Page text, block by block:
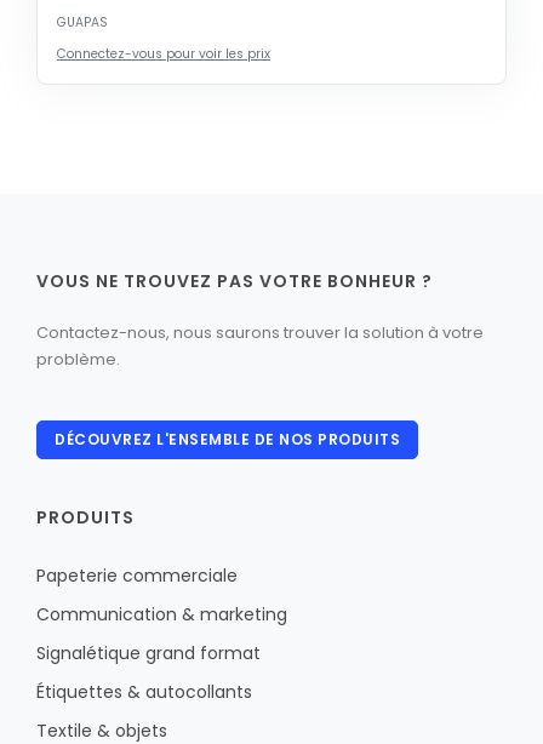
GUAPAS
Connectez-vous pour voir les prix
VOUS NE TROUVEZ PAS VOTRE BONHEUR ?
Contactez-nous, nous saurons trouver la solution à votre
problème.
DÉCOUVREZ L'ENSEMBLE DE NOS PRODUITS
PRODUITS
Papeterie commerciale
Communication & marketing
Signalétique grand format
Étiquettes & autocollants
Textile & objets